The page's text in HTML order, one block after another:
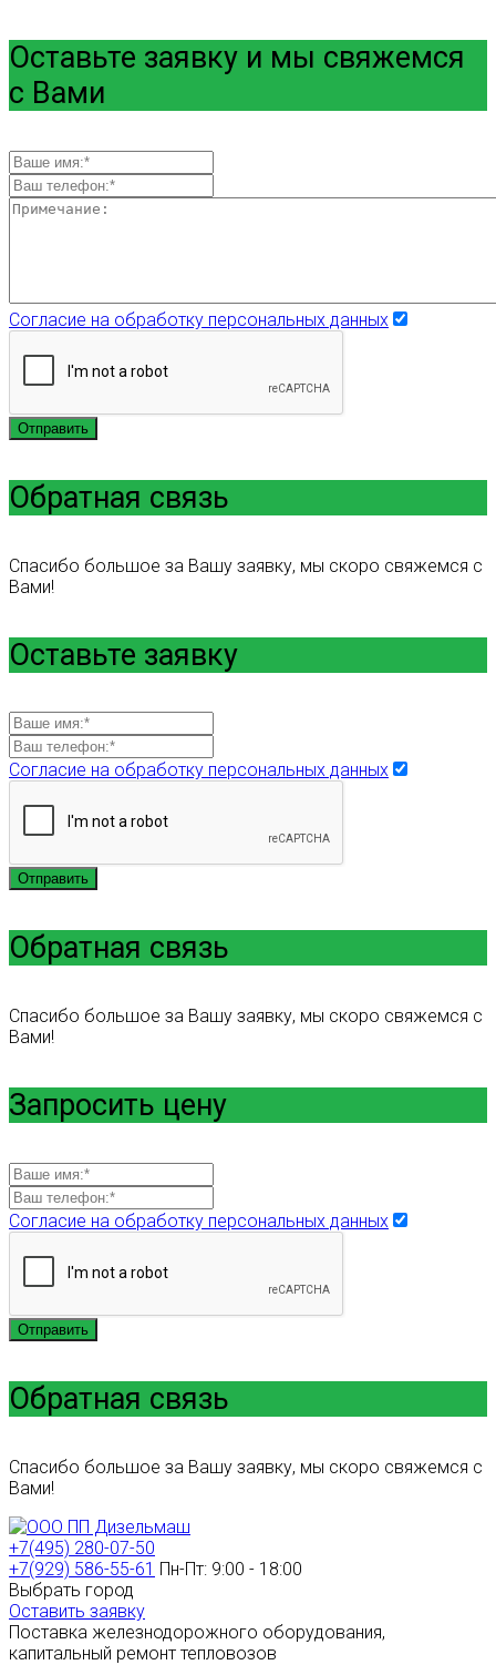
Оставьте заявку и мы свяжемся
с Вами
Согласие на обработку персональных данных
Отправить
Обратная связь
Спасибо большое за Вашу заявку, мы скоро свяжемся с
Вами!
Оставьте заявку
Согласие на обработку персональных данных
Отправить
Обратная связь
Спасибо большое за Вашу заявку, мы скоро свяжемся с
Вами!
Запросить цену
Согласие на обработку персональных данных
Отправить
Обратная связь
Спасибо большое за Вашу заявку, мы скоро свяжемся с
Вами!
+7(495) 280-07-50
+7(929) 586-55-61 Пн-Пт: 9:00 - 18:00
Выбрать город
Оставить заявку
Поставка железнодорожного оборудования,
капитальный ремонт тепловозов